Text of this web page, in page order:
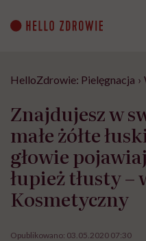
content
HelloZdrowie: Pielęgnacja ›
Znajdujesz w
małe żółte
głowie
łupież tłusty
Kosmetyczny
Opublikowano: 03.05.2020 07:30